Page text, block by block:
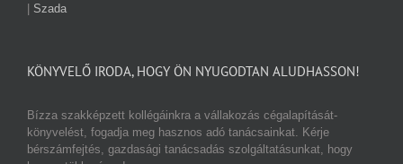
Szada
KÖNYVELŐ IRODA, HOGY ÖN NYUGODTAN ALUDHASSON!
Bízza szakképzett kollégáinkra a vállakozás cégalapítását-
könyvelést, fogadja meg hasznos adó tanácsainkat. Kérje
bérszámfejtés, gazdasági tanácsadás szolgáltatásunkat, hogy